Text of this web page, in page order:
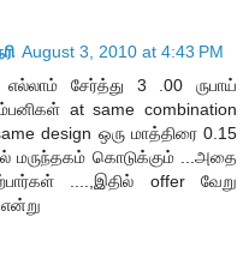
August 3, 2010 at 4:43 PM
சேர்த்து 3 .00 ருபாய்
at same combination
design ஒரு மாத்திரை 0.15
மருந்தகம் கொடுக்கும் ...அதை
....,இதில் offer வேறு